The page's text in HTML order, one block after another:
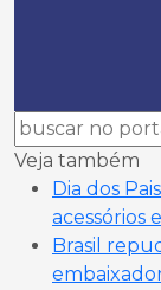
Veja também
Dia dos
acessórios
Brasil